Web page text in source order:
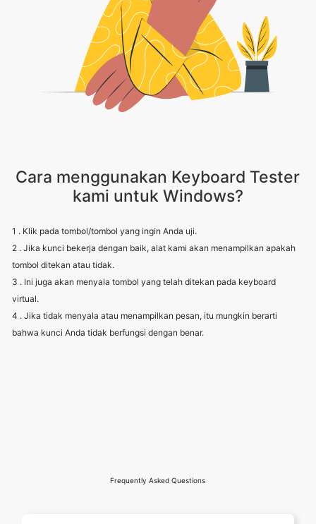
Cara menggunakan Keyboard Tester
kami untuk Windows?
1 . Klik pada tombol/tombol yang ingin Anda uji.
2 . Jika kunci bekerja dengan baik, alat kami akan menampilkan apakah
tombol ditekan atau tidak.
3 . Ini juga akan menyala tombol yang telah ditekan pada keyboard
virtual.
4 . Jika tidak menyala atau menampilkan pesan, itu mungkin berarti
bahwa kunci Anda tidak berfungsi dengan benar.
Frequently Asked Questions